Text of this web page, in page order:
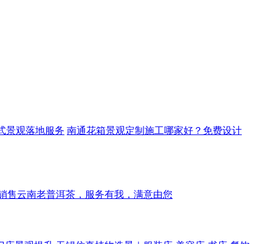
景观落地服务 南通花箱景观定制施工哪家好？免费设计
售云南老普洱茶，服务有我，满意由您